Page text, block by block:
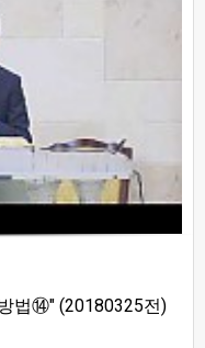
법⑭" (20180325전)